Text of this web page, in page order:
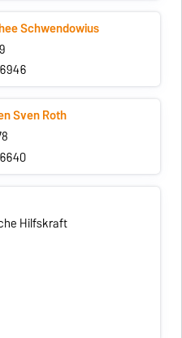
Schwendowius
Sven Roth
Hilfskraft